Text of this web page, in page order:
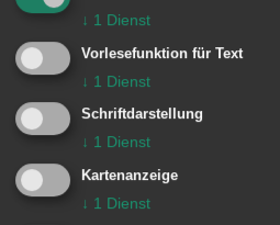
Einheiten Feuerwehr Aalen:
Kommando
1 Aalen
↓ 1 Dienst
Vorlesefunktion für Text
↓ 1 Dienst
Schriftdarstellung
↓ 1 Dienst
Kartenanzeige
↓ 1 Dienst